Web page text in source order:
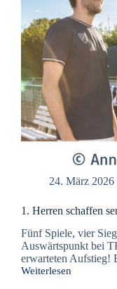
24. März 2026
1. Herren schaffen
Fünf Spiele, vier
Auswärtspunkt bei
erwarteten Aufstieg!
Weiterlesen
1.